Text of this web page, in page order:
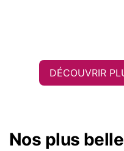
DÉCOUVRIR
Nos plus